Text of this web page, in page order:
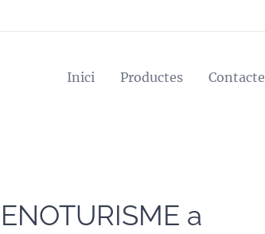
Inici Productes Contacte
ENOTURISME a